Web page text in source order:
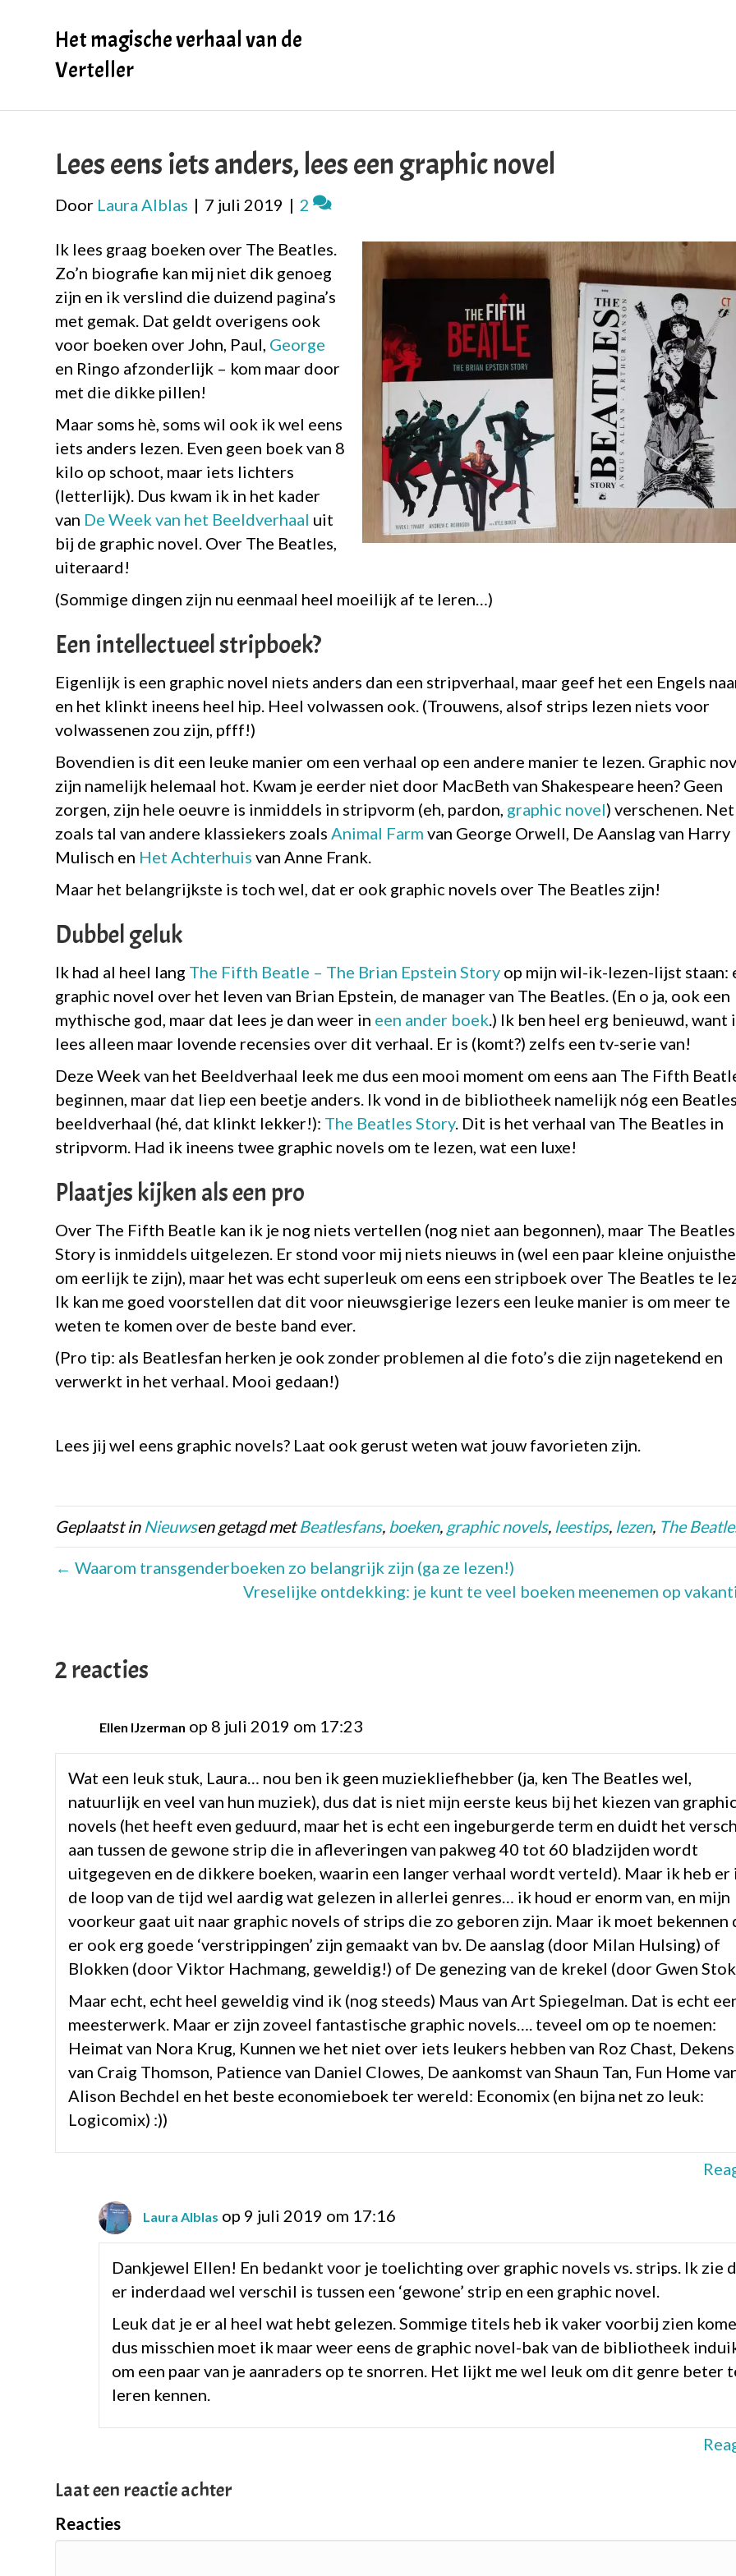
Het magische verhaal van de
Verteller
Lees eens iets anders, lees een graphic novel
Door Laura Alblas | 7 juli 2019 | 2
Ik lees graag boeken over The Beatles.
Zo’n biografie kan mij niet dik genoeg
zijn en ik verslind die duizend pagina’s
met gemak. Dat geldt overigens ook
voor boeken over John, Paul, George
en Ringo afzonderlijk – kom maar door
met die dikke pillen!
Maar soms hè, soms wil ook ik wel eens
iets anders lezen. Even geen boek van 8
kilo op schoot, maar iets lichters
(letterlijk). Dus kwam ik in het kader
van De Week van het Beeldverhaal uit
bij de graphic novel. Over The Beatles,
uiteraard!
(Sommige dingen zijn nu eenmaal heel moeilijk af te leren…)
Een intellectueel stripboek?
Eigenlijk is een graphic novel niets anders dan een stripverhaal, maar geef het een Engels
en het klinkt ineens heel hip. Heel volwassen ook. (Trouwens, alsof strips lezen niets voor
volwassenen zou zijn, pfff!)
Bovendien is dit een leuke manier om een verhaal op een andere manier te lezen. Graphic
zijn namelijk helemaal hot. Kwam je eerder niet door MacBeth van Shakespeare heen? Geen
zorgen, zijn hele oeuvre is inmiddels in stripvorm (eh, pardon, graphic novel) verschenen. Net
zoals tal van andere klassiekers zoalsAnimal Farm van George Orwell, De Aanslag van Harry
Mulisch en Het Achterhuis van Anne Frank.
Maar het belangrijkste is toch wel, dat er ook graphic novels over The Beatles zijn!
Dubbel geluk
Ik had al heel lang The Fifth Beatle – The Brian Epstein Story op mijn wil-ik-lezen-lijst staan:
graphic novel over het leven van Brian Epstein, de manager van The Beatles. (En o ja, ook een
mythische god, maar dat lees je dan weer in een ander boek.) Ik ben heel erg benieuwd, want
lees alleen maar lovende recensies over dit verhaal. Er is (komt?) zelfs een tv-serie van!
Deze Week van het Beeldverhaal leek me dus een mooi moment om eens aan The Fifth
beginnen, maar dat liep een beetje anders. Ik vond in de bibliotheek namelijk nóg een Beatles
beeldverhaal (hé, dat klinkt lekker!): The Beatles Story. Dit is het verhaal van The Beatles in
stripvorm. Had ik ineens twee graphic novels om te lezen, wat een luxe!
Plaatjes kijken als een pro
Over The Fifth Beatle kan ik je nog niets vertellen (nog niet aan begonnen), maar The Beatles
Story is inmiddels uitgelezen. Er stond voor mij niets nieuws in (wel een paar kleine
om eerlijk te zijn), maar het was echt superleuk om eens een stripboek over The Beatles te
Ik kan me goed voorstellen dat dit voor nieuwsgierige lezers een leuke manier is om meer te
weten te komen over de beste band ever.
(Pro tip: als Beatlesfan herken je ook zonder problemen al die foto’s die zijn nagetekend en
verwerkt in het verhaal. Mooi gedaan!)
Lees jij wel eens graphic novels? Laat ook gerust weten wat jouw favorieten zijn.
Geplaatst in Nieuwsen getagd metBeatlesfans, boeken, graphic novels, leestips, lezen, The
← Waarom transgenderboeken zo belangrijk zijn (ga ze lezen!)
Vreselijke ontdekking: je kunt te veel boeken meenemen op
2 reacties
Ellen IJzerman op 8 juli 2019 om 17:23
Wat een leuk stuk, Laura… nou ben ik geen muziekliefhebber (ja, ken The Beatles wel,
natuurlijk en veel van hun muziek), dus dat is niet mijn eerste keus bij het kiezen van graphic
novels (het heeft even geduurd, maar het is echt een ingeburgerde term en duidt het
aan tussen de gewone strip die in afleveringen van pakweg 40 tot 60 bladzijden wordt
uitgegeven en de dikkere boeken, waarin een langer verhaal wordt verteld). Maar ik heb er
de loop van de tijd wel aardig wat gelezen in allerlei genres… ik houd er enorm van, en mijn
voorkeur gaat uit naar graphic novels of strips die zo geboren zijn. Maar ik moet bekennen
er ook erg goede ‘verstrippingen’ zijn gemaakt van bv. De aanslag (door Milan Hulsing) of
Blokken (door Viktor Hachmang, geweldig!) of De genezing van de krekel (door Gwen
Maar echt, echt heel geweldig vind ik (nog steeds) Maus van Art Spiegelman. Dat is echt
meesterwerk. Maar er zijn zoveel fantastische graphic novels…. teveel om op te noemen:
Heimat van Nora Krug, Kunnen we het niet over iets leukers hebben van Roz Chast, Dekens
van Craig Thomson, Patience van Daniel Clowes, De aankomst van Shaun Tan, Fun Home
Alison Bechdel en het beste economieboek ter wereld: Economix (en bijna net zo leuk:
Logicomix) :))
Laura Alblas op 9 juli 2019 om 17:16
Dankjewel Ellen! En bedankt voor je toelichting over graphic novels vs. strips. Ik zie
er inderdaad wel verschil is tussen een ‘gewone’ strip en een graphic novel.
Leuk dat je er al heel wat hebt gelezen. Sommige titels heb ik vaker voorbij zien
dus misschien moet ik maar weer eens de graphic novel-bak van de bibliotheek
om een paar van je aanraders op te snorren. Het lijkt me wel leuk om dit genre beter
leren kennen.
Laat een reactie achter
Reacties